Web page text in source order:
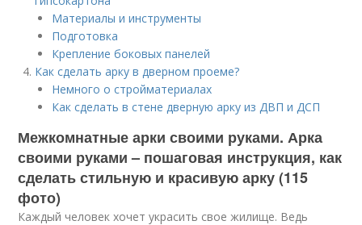
Материалы и инструменты
Подготовка
Крепление боковых панелей
Как сделать арку в дверном проеме?
Немного о стройматериалах
Как сделать в стене дверную арку из ДВП и ДСП
Межкомнатные арки своими руками. Арка
своими руками – пошаговая инструкция, как
сделать стильную и красивую арку (115
фото)
Каждый человек хочет украсить свое жилище. Ведь